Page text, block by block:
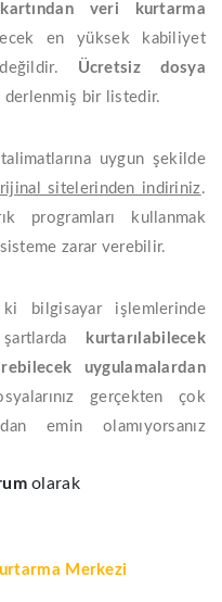
kartından veri
kurtarma
en yüksek kabiliyet
Ücretsiz
dosya
derlenmiş bir listedir.
talimatlarına uygun şekilde
sitelerinden indiriniz.
programları kullanmak
sisteme zarar verebilir.
bilgisayar işlemlerinde
kurtarılabilecek
uygulamalardan
gerçekten çok
emin olamıyorsanız
olarak
Merkezi